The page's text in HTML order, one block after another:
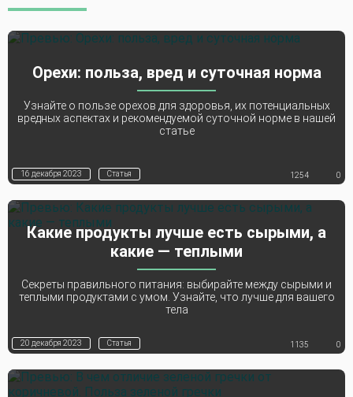
Орехи: польза, вред и суточная норма
Узнайте о пользе орехов для здоровья, их потенциальных
вредных аспектах и рекомендуемой суточной норме в нашей
статье
16 декабря 2023 Статья 1254 0
Какие продукты лучше есть сырыми, а
какие — теплыми
Секреты правильного питания: выбирайте между сырыми и
теплыми продуктами с умом. Узнайте, что лучше для вашего
тела
20 декабря 2023 Статья 1135 0